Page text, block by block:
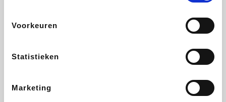
Voorkeuren
Statistieken
Marketing
ZEB Get Your Guide